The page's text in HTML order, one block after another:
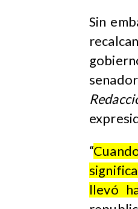
Sin
senador
“
llevó